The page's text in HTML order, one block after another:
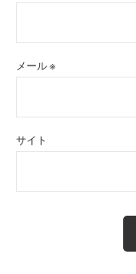
メール※
サイト